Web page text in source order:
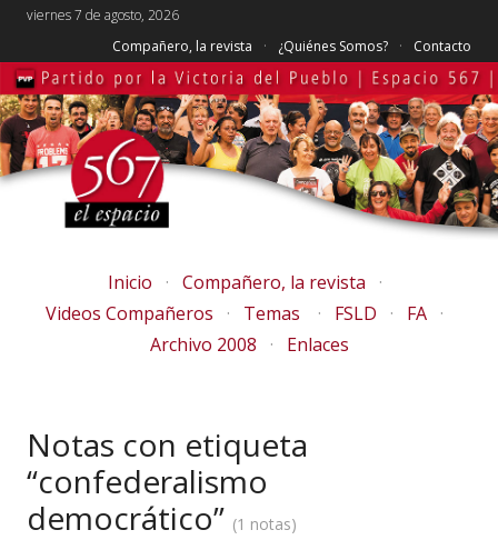
viernes 7 de agosto, 2026
Compañero, la revista
¿Quiénes Somos? Contacto
Inicio
Compañero, la revista
Videos Compañeros
Temas FSLD
FA
Archivo 2008
Enlaces
Notas con etiqueta
“confederalismo
democrático”
1 notas